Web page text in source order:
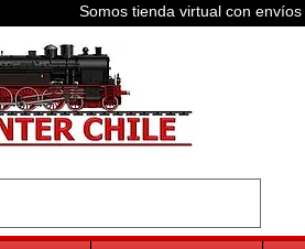
Somos tienda virtual con